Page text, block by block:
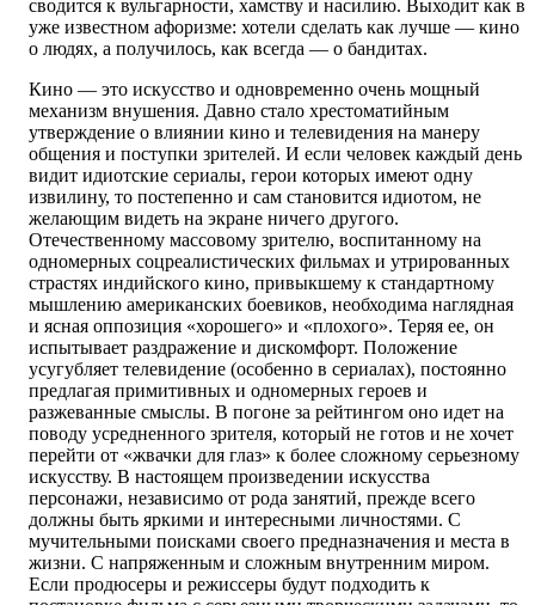
сводится к вульгарности, хамству и насилию. Выходит как в
уже известном афоризме: хотели сделать как лучше — кино
о людях, а получилось, как всегда — о бандитах.
Кино — это искусство и одновременно очень мощный
механизм внушения. Давно стало хрестоматийным
утверждение о влиянии кино и телевидения на манеру
общения и поступки зрителей. И если человек каждый день
видит идиотские сериалы, герои которых имеют одну
извилину, то постепенно и сам становится идиотом, не
желающим видеть на экране ничего другого.
Отечественному массовому зрителю, воспитанному на
одномерных соцреалистических фильмах и утрированных
страстях индийского кино, привыкшему к стандартному
мышлению американских боевиков, необходима наглядная
и ясная оппозиция «хорошего» и «плохого». Теряя ее, он
испытывает раздражение и дискомфорт. Положение
усугубляет телевидение (особенно в сериалах), постоянно
предлагая примитивных и одномерных героев и
разжеванные смыслы. В погоне за рейтингом оно идет на
поводу усредненного зрителя, который не готов и не хочет
перейти от «жвачки для глаз» к более сложному серьезному
искусству. В настоящем произведении искусства
персонажи, независимо от рода занятий, прежде всего
должны быть яркими и интересными личностями. С
мучительными поисками своего предназначения и места в
жизни. С напряженным и сложным внутренним миром.
Если продюсеры и режиссеры будут подходить к